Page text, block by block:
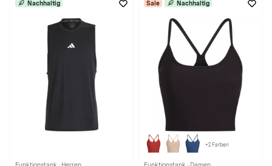
Nachhaltig Sale Nachhaltig
+2 Farben